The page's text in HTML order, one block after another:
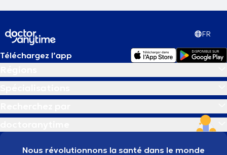
FR
Téléchargez l’app
Nous révolutionnons la santé dans le monde